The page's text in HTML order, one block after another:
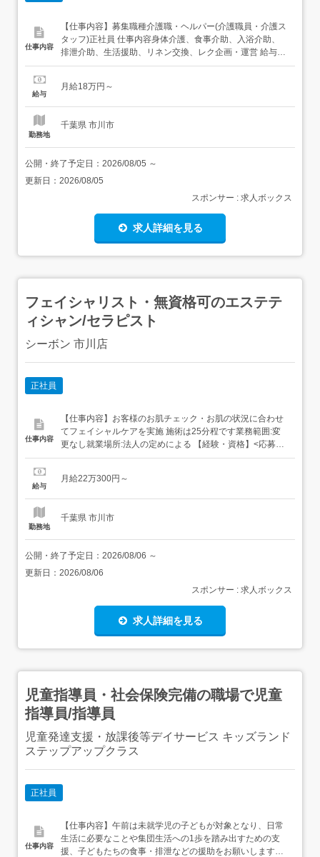
仕事内容
【仕事内容】募集職種介護職・ヘルパー(介護職員・介護ス
タッフ)正社員 仕事内容身体介護、食事介助、入浴介助、
排泄介助、生活援助、リネン交換、レク企画・運営 給与・
手当<給与>月給180,000円〜<手当>交通費支給:実費(上限
16:30(休憩60分)2日勤:10:30～19:30(休憩60分)3遅番...
給与
月給18万円～
勤務地
千葉県 市川市
公開・終了予定日： 2026/08/05 ～
更新日： 2026/08/05
スポンサー : 求人ボックス
求人詳細を見る
フェイシャリスト・無資格可のエステテ
ィシャン/セラピスト
シーボン 市川店
正社員
仕事内容
【仕事内容】お客様のお肌チェック・お肌の状況に合わせ
てフェイシャルケアを実施 施術は25分程です業務範囲:変
更なし就業場所:法人の定めによる 【経験・資格】<応募要
件>無資格可高卒以上 未経験OK、ブランクOK 転職回数不
期間:3ヶ月ごと賞与年4回 業績による交通費支給(月5万円
給与
月給22万300円～
勤務地
千葉県 市川市
公開・終了予定日： 2026/08/06 ～
更新日： 2026/08/06
スポンサー : 求人ボックス
求人詳細を見る
児童指導員・社会保険完備の職場で児童
指導員/指導員
児童発達支援・放課後等デイサービス キッズランド
ステップアップクラス
正社員
仕事内容
【仕事内容】午前は未就学児の子どもが対象となり、日常
生活に必要なことや集団生活への1歩を踏み出すための支
援、子どもたちの食事・排泄などの援助をお願いします・